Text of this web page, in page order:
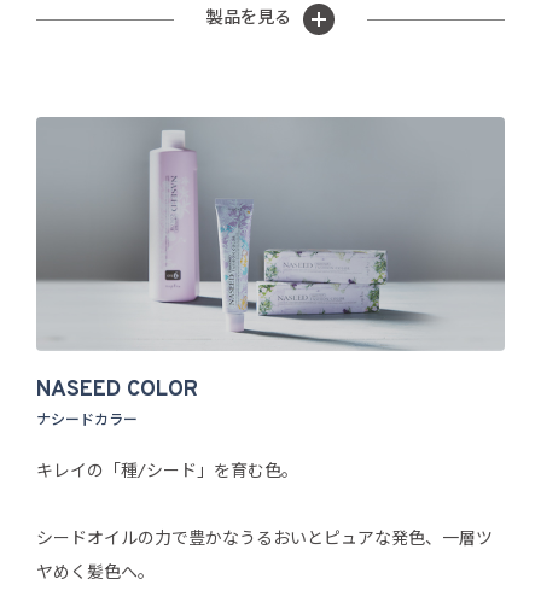
製品を見る
NASEED COLOR
ナシードカラー
キレイの「種/シード」を育む色。
シードオイルの力で豊かなうるおいとピュアな発色、一層ツ
ヤめく髪色へ。